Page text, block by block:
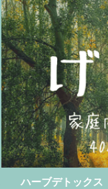
ハーブデトックス